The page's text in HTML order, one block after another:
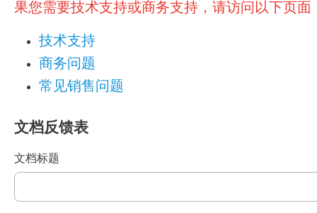
果您需要技术支持或商务支持，请访问以下页面
技术支持
商务问题
常见销售问题
文档反馈表
文档标题